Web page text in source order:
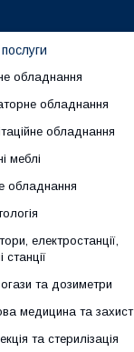
обладнання
обладнання
обладнання
меблі
обладнання
електростанції,
станції
та дозиметри
медицина та захист
та стерилізація